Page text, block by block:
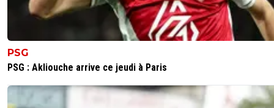
PSG
PSG : Akliouche arrive ce jeudi à Paris